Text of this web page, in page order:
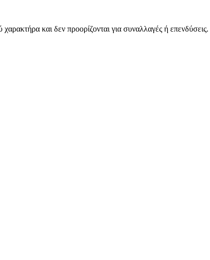
και δεν προορίζονται για συναλλαγές ή επενδύσεις.